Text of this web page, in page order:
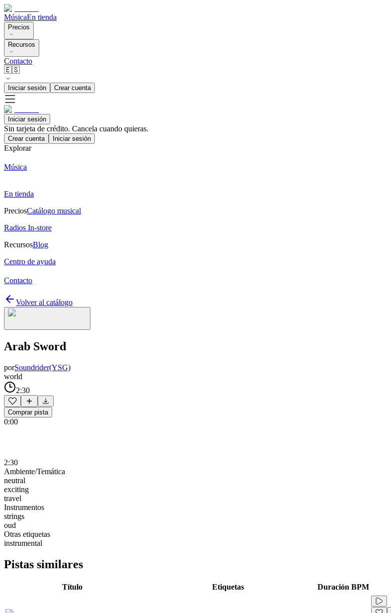
MúsicaEn tienda
Precios
Recursos
Contacto
🇪🇸
Iniciar sesión Crear cuenta
Iniciar sesión
Sin tarjeta de crédito. Cancela cuando quieras.
Crear cuenta Iniciar sesión
Explorar
Música
En tienda
PreciosCatálogo musical
Radios In-store
RecursosBlog
Centro de ayuda
Contacto
Volver al catálogo
Arab Sword
porSoundrider(YSG)
world
2:30
Comprar pista
0:00
2:30
Ambiente/Temática
neutral
exciting
travel
Instrumentos
strings
oud
Otras etiquetas
instrumental
Pistas similares
Título Etiquetas Duración BPM